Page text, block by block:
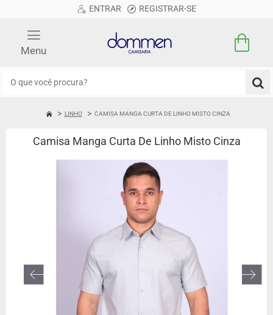
ENTRAR REGISTRAR-SE
LINHO CAMISA MANGA CURTA DE LINHO MISTO CINZA
Camisa Manga Curta De Linho Misto Cinza